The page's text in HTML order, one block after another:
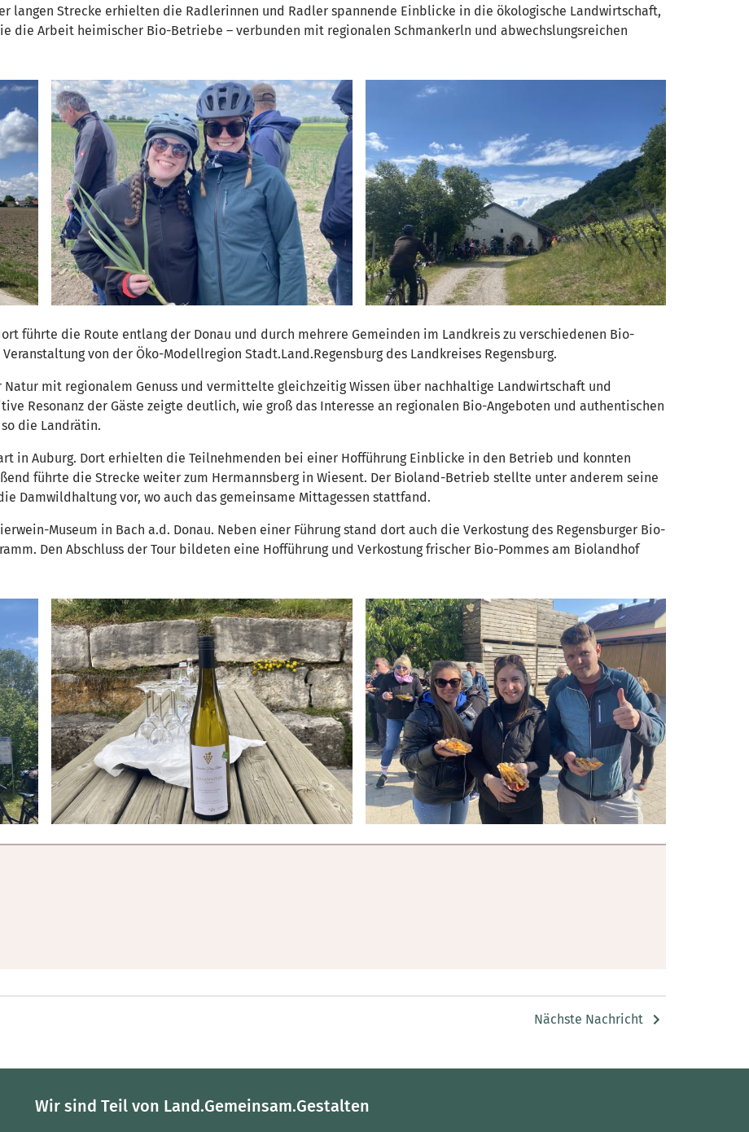
langen Strecke erhielten die Radlerinnen und Radler spannende Einblicke in die ökologische Landwirtschaft,
die Arbeit heimischer Bio-Betriebe – verbunden mit regionalen Schmankerln und abwechslungsreichen
führte die Route entlang der Donau und durch mehrere Gemeinden im Landkreis zu verschiedenen Bio-
von der Öko-Modellregion Stadt.Land.Regensburg des Landkreises Regensburg.
Natur mit regionalem Genuss und vermittelte gleichzeitig Wissen über nachhaltige Landwirtschaft und
Resonanz der Gäste zeigte deutlich, wie groß das Interesse an regionalen Bio-Angeboten und authentischen
die Landrätin.
in Auburg. Dort erhielten die Teilnehmenden bei einer Hofführung Einblicke in den Betrieb und konnten
führte die Strecke weiter zum Hermannsberg in Wiesent. Der Bioland-Betrieb stellte unter anderem seine
Damwildhaltung vor, wo auch das gemeinsame Mittagessen stattfand.
Museum in Bach a.d. Donau. Neben einer Führung stand dort auch die Verkostung des Regensburger Bio-
Den Abschluss der Tour bildeten eine Hofführung und Verkostung frischer Bio-Pommes am Biolandhof
Nächste Nachricht
Wir sind Teil von Land.Gemeinsam.Gestalten